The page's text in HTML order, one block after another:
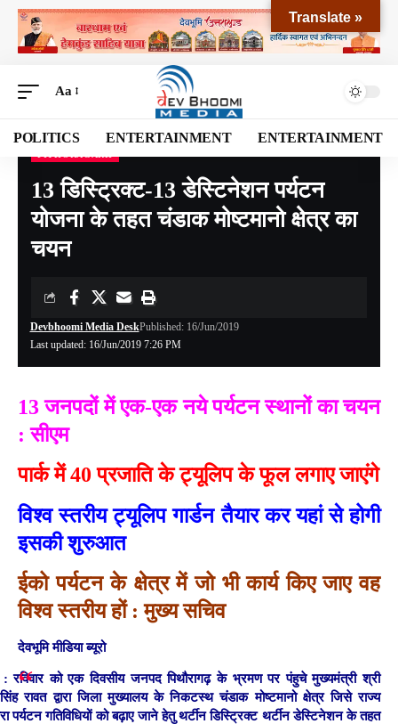
Aa
POLITICS ENTERTAINMENT ENTERTAINMENT
Devbhoomi Media>Blog> NATIONAL>UTTARAKHAND>PITHORAGARH
13 डिस्ट्रिक्ट-13 डेस्टिनेशन पर्यटन
योजना के तहत चंडाक मोष्टमानो क्षेत्र का
चयन
Last updated: 16/Jun/2019 7:26 PM
Devbhoomi Media DeskPublished: 16/Jun/2019
13 जनपदों में एक-एक नये पर्यटन स्थानों का चयन
: सीएम
पार्क में 40 प्रजाति के ट्यूलिप के फूल लगाए जाएंगे
विश्व स्तरीय ट्यूलिप गार्डन तैयार कर यहां से होगी
इसकी शुरुआत
ईको पर्यटन के क्षेत्र में जो भी कार्य किए जाए वह
विश्व स्तरीय हों : मुख्य सचिव
देवभूमि मीडिया ब्यूरो
: रविवार को एक दिवसीय जनपद पिथौरागढ़ के भ्रमण पर पंहुचे मुख्यमंत्री श्री
रावत द्वारा जिला मुख्यालय के निकटस्थ चंडाक मोष्टमानो क्षेत्र जिसे राज्य
पर्यटन गतिविधियों को बढ़ाए जाने हेतु थर्टीन डिस्ट्रिक्ट थर्टीन डेस्टिनेशन के तहत
Translate »